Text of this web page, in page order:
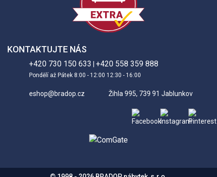
KONTAKTUJTE NÁS
+420 730 150 633 +420 558 359 888
Pondělí až Pátek 8:00 - 12:00 12:30 - 16:00
eshop@bradop.cz Žihla 995, 739 91 Jablunkov